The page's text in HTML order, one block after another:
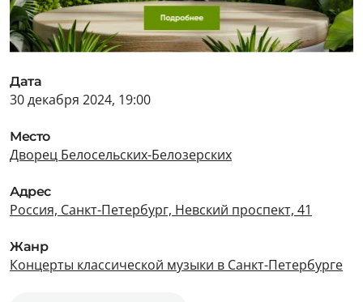
Дата
30 декабря 2024, 19:00
Место
Дворец Белосельских-Белозерских
Адрес
Россия, Санкт-Петербург, Невский проспект, 41
Жанр
Концерты классической музыки в Санкт-Петербурге